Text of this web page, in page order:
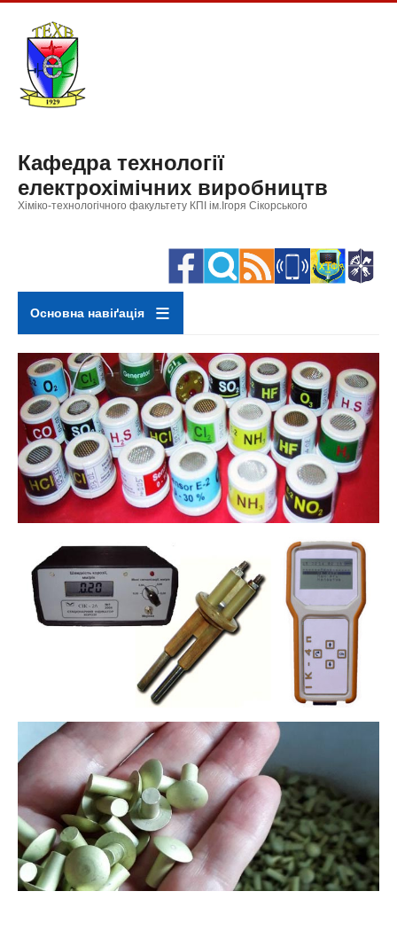
основного
вмісту
Кафедра технології
електрохімічних виробництв
Хіміко-технологічного факультету КПІ ім.Ігоря Сікорського
Основна навіґація